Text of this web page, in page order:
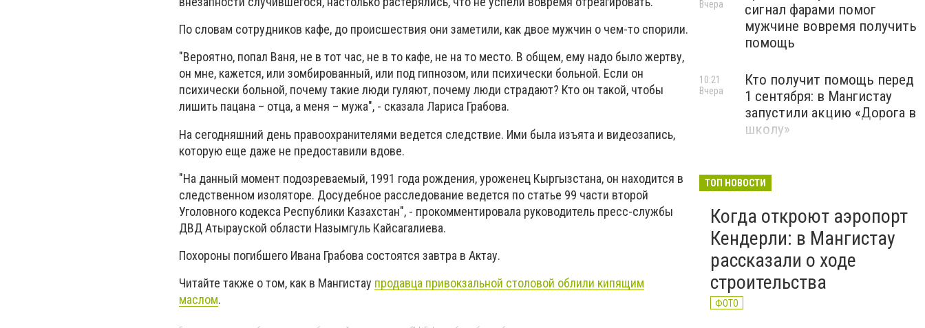
По словам сотрудников кафе, до происшествия они заметили, как двое мужчин о чем-то спорили.
"Вероятно, попал Ваня, не в тот час, не в то кафе, не на то место. В общем, ему надо было жертву,
он мне, кажется, или зомбированный, или под гипнозом, или психически больной. Если он
психически больной, почему такие люди гуляют, почему люди страдают? Кто он такой, чтобы
лишить пацана – отца, а меня – мужа", - сказала Лариса Грабова.
На сегодняшний день правоохранителями ведется следствие. Ими была изъята и видеозапись,
которую еще даже не предоставили вдове.
"На данный момент подозреваемый, 1991 года рождения, уроженец Кыргызстана, он находится в
следственном изоляторе. Досудебное расследование ведется по статье 99 части второй
Уголовного кодекса Республики Казахстан", - прокомментировала руководитель пресс-службы
ДВД Атырауской области Назымгуль Кайсагалиева.
Похороны погибшего Ивана Грабова состоятся завтра в Актау.
Читайте также о том, как в Мангистау продавца привокзальной столовой облили кипящим
маслом.
сигнал фарами помог
мужчине вовремя получить
помощь
Вчера
Кто получит помощь перед
1 сентября: в Мангистау
запустили акцию «Дорога в
школу»
10:21
Вчера
ТОП НОВОСТИ
Когда откроют аэропорт
Кендерли: в Мангистау
рассказали о ходе
строительства
ФОТО